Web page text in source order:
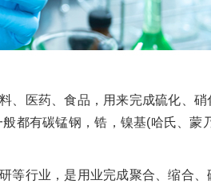
、医药、食品，用来完成硫化、
都有碳锰钢，锆，镍基(哈氏、蒙
等行业，是用业完成聚合、缩合